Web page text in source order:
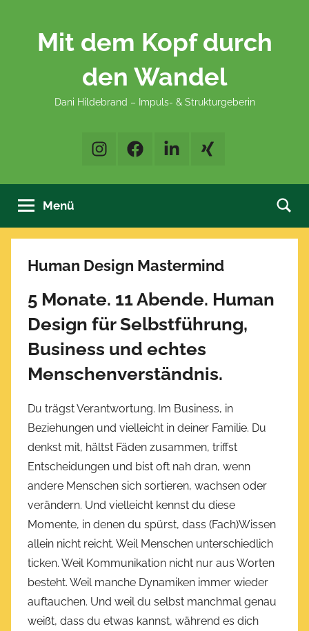
Mit dem Kopf durch
den Wandel
Dani Hildebrand – Impuls- & Strukturgeberin
InstagramFacebookLinkedInXING
Menü
Human Design Mastermind
5 Monate. 11 Abende. Human
Design für Selbstführung,
Business und echtes
Menschenverständnis.
Du trägst Verantwortung. Im Business, in
Beziehungen und vielleicht in deiner Familie. Du
denkst mit, hältst Fäden zusammen, triffst
Entscheidungen und bist oft nah dran, wenn
andere Menschen sich sortieren, wachsen oder
verändern. Und vielleicht kennst du diese
Momente, in denen du spürst, dass (Fach)Wissen
allein nicht reicht. Weil Menschen unterschiedlich
ticken. Weil Kommunikation nicht nur aus Worten
besteht. Weil manche Dynamiken immer wieder
auftauchen. Und weil du selbst manchmal genau
weißt, dass du etwas kannst, während es dich